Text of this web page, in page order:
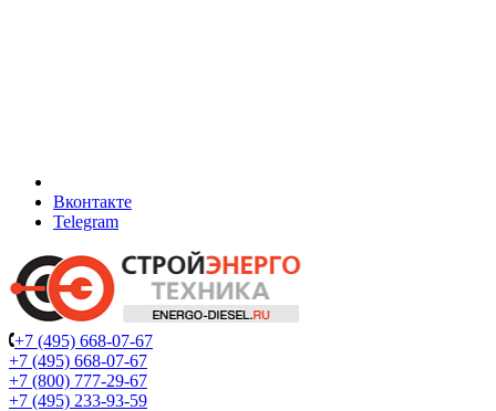
Вконтакте
Telegram
+7 (495) 668-07-67
+7 (495) 668-07-67
+7 (800) 777-29-67
+7 (495) 233-93-59